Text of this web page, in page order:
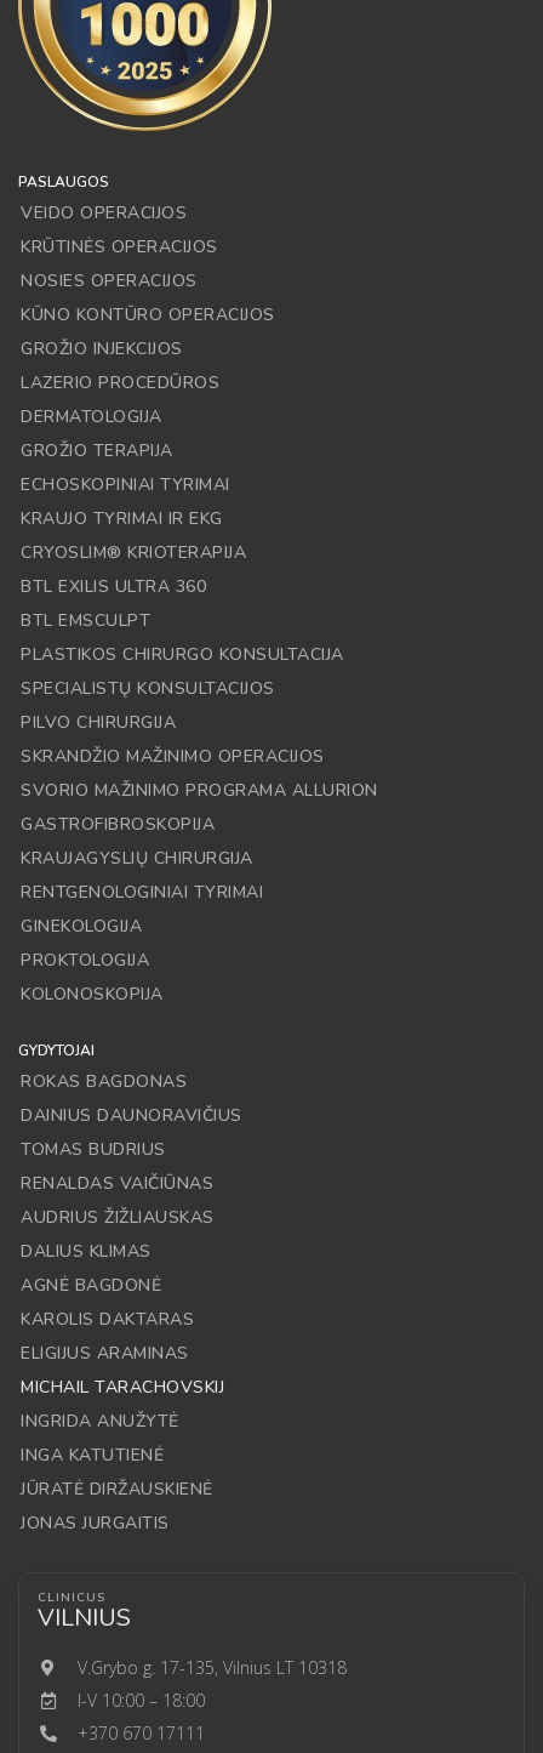
PASLAUGOS
VEIDO OPERACIJOS
KRŪTINĖS OPERACIJOS
NOSIES OPERACIJOS
KŪNO KONTŪRO OPERACIJOS
GROŽIO INJEKCIJOS
LAZERIO PROCEDŪROS
DERMATOLOGIJA
GROŽIO TERAPIJA
ECHOSKOPINIAI TYRIMAI
KRAUJO TYRIMAI IR EKG
CRYOSLIM® KRIOTERAPIJA
BTL EXILIS ULTRA 360
BTL EMSCULPT
PLASTIKOS CHIRURGO KONSULTACIJA
SPECIALISTŲ KONSULTACIJOS
PILVO CHIRURGIJA
SKRANDŽIO MAŽINIMO OPERACIJOS
SVORIO MAŽINIMO PROGRAMA ALLURION
GASTROFIBROSKOPIJA
KRAUJAGYSLIŲ CHIRURGIJA
RENTGENOLOGINIAI TYRIMAI
GINEKOLOGIJA
PROKTOLOGIJA
KOLONOSKOPIJA
GYDYTOJAI
ROKAS BAGDONAS
DAINIUS DAUNORAVIČIUS
TOMAS BUDRIUS
RENALDAS VAIČIŪNAS
AUDRIUS ŽIŽLIAUSKAS
DALIUS KLIMAS
AGNĖ BAGDONĖ
KAROLIS DAKTARAS
ELIGIJUS ARAMINAS
MICHAIL TARACHOVSKIJ
INGRIDA ANUŽYTĖ
INGA KATUTIENĖ
JŪRATĖ DIRŽAUSKIENĖ
JONAS JURGAITIS
CLINICUS
VILNIUS
V.Grybo g. 17-135, Vilnius LT 10318
I-V 10:00 – 18:00
+370 670 17111